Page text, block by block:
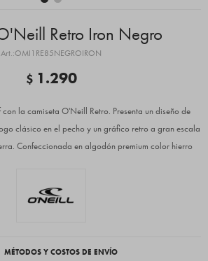
Retro Iron Negro
OMI1RE85NEGROIRON
$ 1.290
la camiseta O'Neill Retro. Presenta un diseño de
clásico en el pecho y un gráfico retro a gran escala
Confeccionada en algodón premium color hierro
MÉTODOS Y COSTOS DE ENVÍO